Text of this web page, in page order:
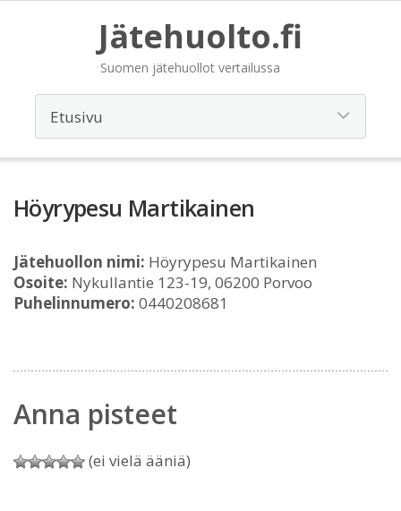
Jätehuolto.fi
Suomen jätehuollot vertailussa
Höyrypesu Martikainen
Jätehuollon nimi: Höyrypesu Martikainen
Osoite: Nykullantie 123-19, 06200 Porvoo
Puhelinnumero: 0440208681
Anna pisteet
(ei vielä ääniä)